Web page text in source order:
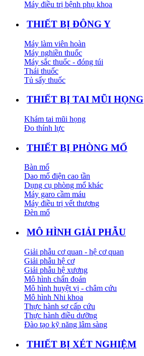
Máy điều trị bệnh phụ khoa
THIẾT BỊ ĐÔNG Y
Máy làm viên hoàn
Máy nghiền thuốc
Máy sắc thuốc - đóng túi
Thái thuốc
Tủ sấy thuốc
THIẾT BỊ TAI MŨI HỌNG
Khám tai mũi họng
Đo thính lực
THIẾT BỊ PHÒNG MỔ
Bàn mổ
Dao mổ điện cao tần
Dụng cụ phòng mổ khác
Máy garo cầm máu
Máy điều trị vết thương
Đèn mổ
MÔ HÌNH GIẢI PHẪU
Giải phẫu cơ quan - hệ cơ quan
Giải phẫu hệ cơ
Giải phẫu hệ xương
Mô hình chẩn đoán
Mô hình huyệt vị - châm cứu
Mô hình Nhi khoa
Thực hành sơ cấp cứu
Thực hành điều dưỡng
Đào tạo kỹ năng lâm sàng
THIẾT BỊ XÉT NGHIỆM